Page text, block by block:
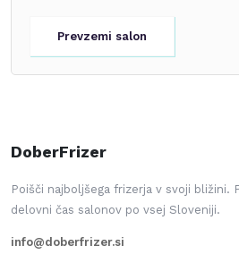
Prevzemi salon
DoberFrizer
Poišči najboljšega frizerja v svoji bližini.
delovni čas salonov po vsej Sloveniji.
info@doberfrizer.si